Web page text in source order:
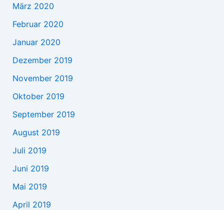
März 2020
Februar 2020
Januar 2020
Dezember 2019
November 2019
Oktober 2019
September 2019
August 2019
Juli 2019
Juni 2019
Mai 2019
April 2019